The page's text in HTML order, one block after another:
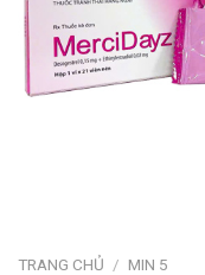
TRANG CHỦ / MIN 5